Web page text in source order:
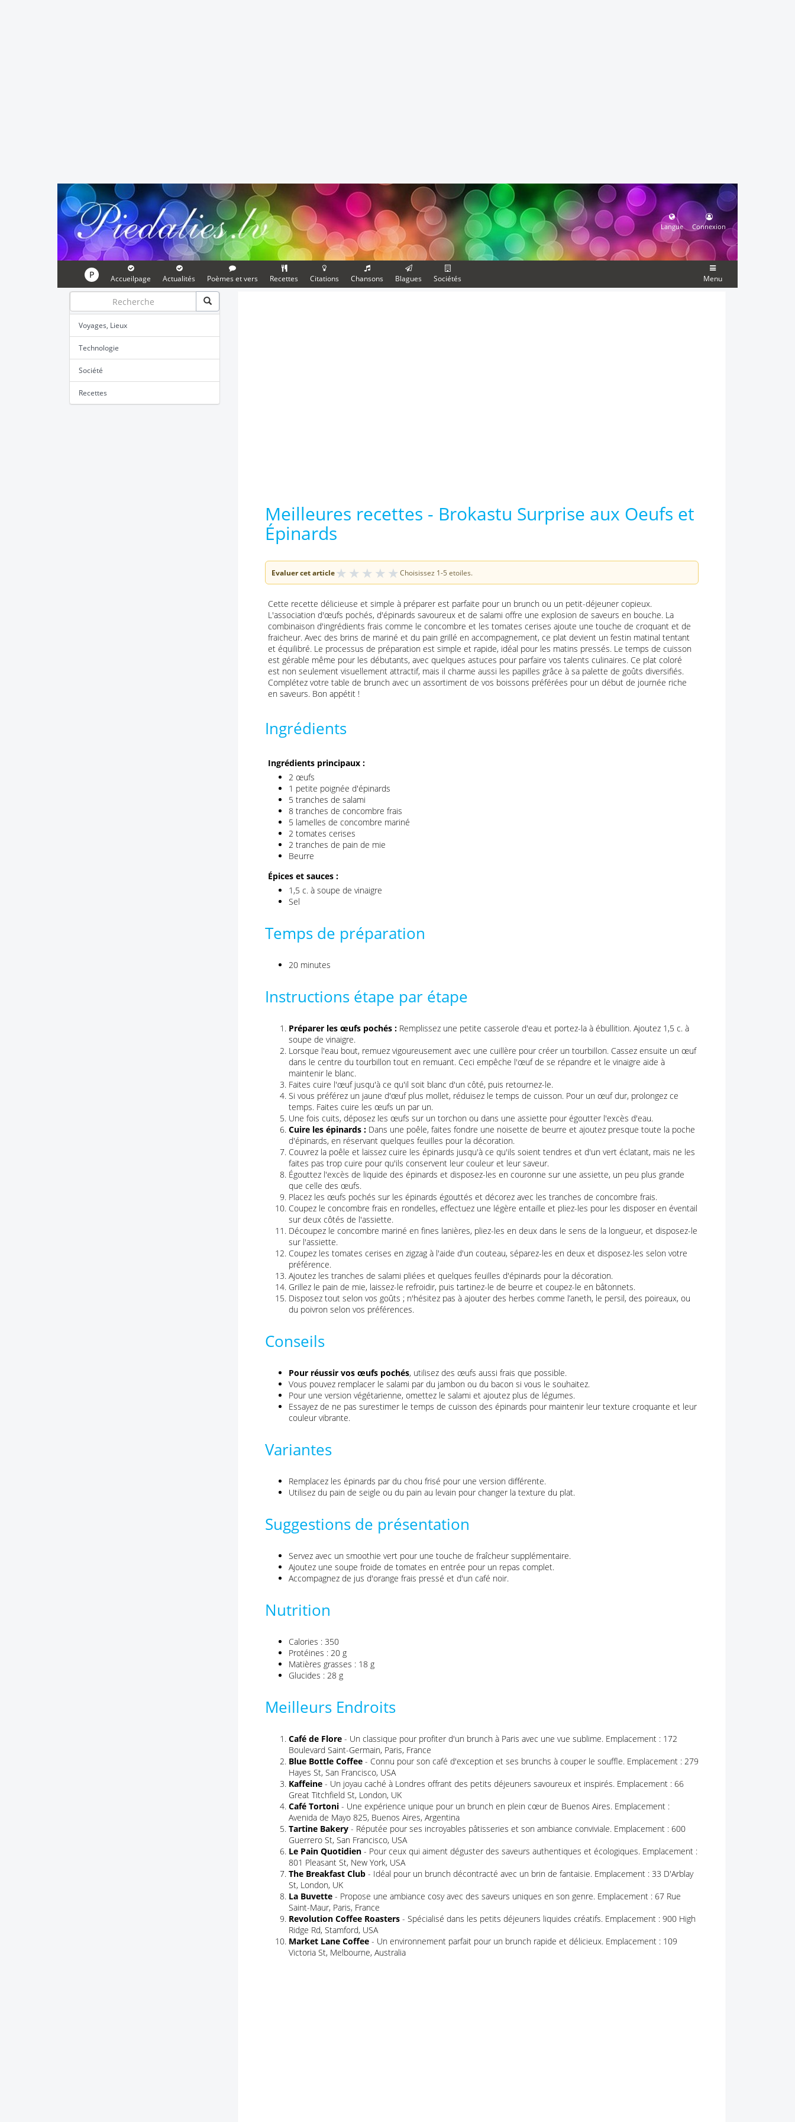
Langue Connexion
P Accueilpage Actualités Poèmes et vers Recettes Citations Chansons Blagues Sociétés Menu
Voyages, Lieux
Technologie
Société
Recettes
Meilleures recettes - Brokastu Surprise aux Oeufs et
Épinards
Evaluer cet article★ ★ ★ ★ ★ Choisissez 1-5 etoiles.
Cette recette délicieuse et simple à préparer est parfaite pour un brunch ou un petit-déjeuner copieux.
L'association d'œufs pochés, d'épinards savoureux et de salami offre une explosion de saveurs en bouche. La
combinaison d'ingrédients frais comme le concombre et les tomates cerises ajoute une touche de croquant et de
fraicheur. Avec des brins de mariné et du pain grillé en accompagnement, ce plat devient un festin matinal tentant
et équilibré. Le processus de préparation est simple et rapide, idéal pour les matins pressés. Le temps de cuisson
est gérable même pour les débutants, avec quelques astuces pour parfaire vos talents culinaires. Ce plat coloré
est non seulement visuellement attractif, mais il charme aussi les papilles grâce à sa palette de goûts diversifiés.
Complétez votre table de brunch avec un assortiment de vos boissons préférées pour un début de journée riche
en saveurs. Bon appétit !
Ingrédients
Ingrédients principaux :
2 œufs
1 petite poignée d'épinards
5 tranches de salami
8 tranches de concombre frais
5 lamelles de concombre mariné
2 tomates cerises
2 tranches de pain de mie
Beurre
Épices et sauces :
1,5 c. à soupe de vinaigre
Sel
Temps de préparation
20 minutes
Instructions étape par étape
Préparer les œufs pochés : Remplissez une petite casserole d'eau et portez-la à ébullition. Ajoutez 1,5 c. à
soupe de vinaigre.
Lorsque l'eau bout, remuez vigoureusement avec une cuillère pour créer un tourbillon. Cassez ensuite un œuf
dans le centre du tourbillon tout en remuant. Ceci empêche l'œuf de se répandre et le vinaigre aide à
maintenir le blanc.
Faites cuire l'œuf jusqu'à ce qu'il soit blanc d'un côté, puis retournez-le.
Si vous préférez un jaune d'œuf plus mollet, réduisez le temps de cuisson. Pour un œuf dur, prolongez ce
temps. Faites cuire les œufs un par un.
Une fois cuits, déposez les œufs sur un torchon ou dans une assiette pour égoutter l'excès d'eau.
Cuire les épinards : Dans une poêle, faites fondre une noisette de beurre et ajoutez presque toute la poche
d'épinards, en réservant quelques feuilles pour la décoration.
Couvrez la poêle et laissez cuire les épinards jusqu'à ce qu'ils soient tendres et d'un vert éclatant, mais ne les
faites pas trop cuire pour qu'ils conservent leur couleur et leur saveur.
Égouttez l'excès de liquide des épinards et disposez-les en couronne sur une assiette, un peu plus grande
que celle des œufs.
Placez les œufs pochés sur les épinards égouttés et décorez avec les tranches de concombre frais.
Coupez le concombre frais en rondelles, effectuez une légère entaille et pliez-les pour les disposer en éventail
sur deux côtés de l'assiette.
Découpez le concombre mariné en fines lanières, pliez-les en deux dans le sens de la longueur, et disposez-le
sur l'assiette.
Coupez les tomates cerises en zigzag à l'aide d'un couteau, séparez-les en deux et disposez-les selon votre
préférence.
Ajoutez les tranches de salami pliées et quelques feuilles d'épinards pour la décoration.
Grillez le pain de mie, laissez-le refroidir, puis tartinez-le de beurre et coupez-le en bâtonnets.
Disposez tout selon vos goûts ; n'hésitez pas à ajouter des herbes comme l’aneth, le persil, des poireaux, ou
du poivron selon vos préférences.
Conseils
Pour réussir vos œufs pochés, utilisez des œufs aussi frais que possible.
Vous pouvez remplacer le salami par du jambon ou du bacon si vous le souhaitez.
Pour une version végétarienne, omettez le salami et ajoutez plus de légumes.
Essayez de ne pas surestimer le temps de cuisson des épinards pour maintenir leur texture croquante et leur
couleur vibrante.
Variantes
Remplacez les épinards par du chou frisé pour une version différente.
Utilisez du pain de seigle ou du pain au levain pour changer la texture du plat.
Suggestions de présentation
Servez avec un smoothie vert pour une touche de fraîcheur supplémentaire.
Ajoutez une soupe froide de tomates en entrée pour un repas complet.
Accompagnez de jus d'orange frais pressé et d'un café noir.
Nutrition
Calories : 350
Protéines : 20 g
Matières grasses : 18 g
Glucides : 28 g
Meilleurs Endroits
Café de Flore - Un classique pour profiter d'un brunch à Paris avec une vue sublime. Emplacement : 172
Boulevard Saint-Germain, Paris, France
Blue Bottle Coffee - Connu pour son café d'exception et ses brunchs à couper le souffle. Emplacement : 279
Hayes St, San Francisco, USA
Kaffeine - Un joyau caché à Londres offrant des petits déjeuners savoureux et inspirés. Emplacement : 66
Great Titchfield St, London, UK
Café Tortoni - Une expérience unique pour un brunch en plein cœur de Buenos Aires. Emplacement :
Avenida de Mayo 825, Buenos Aires, Argentina
Tartine Bakery - Réputée pour ses incroyables pâtisseries et son ambiance conviviale. Emplacement : 600
Guerrero St, San Francisco, USA
Le Pain Quotidien - Pour ceux qui aiment déguster des saveurs authentiques et écologiques. Emplacement :
801 Pleasant St, New York, USA
The Breakfast Club - Idéal pour un brunch décontracté avec un brin de fantaisie. Emplacement : 33 D'Arblay
St, London, UK
La Buvette - Propose une ambiance cosy avec des saveurs uniques en son genre. Emplacement : 67 Rue
Saint-Maur, Paris, France
Revolution Coffee Roasters - Spécialisé dans les petits déjeuners liquides créatifs. Emplacement : 900 High
Ridge Rd, Stamford, USA
Market Lane Coffee - Un environnement parfait pour un brunch rapide et délicieux. Emplacement : 109
Victoria St, Melbourne, Australia